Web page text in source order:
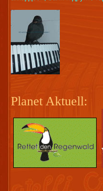
Planet Aktuell: